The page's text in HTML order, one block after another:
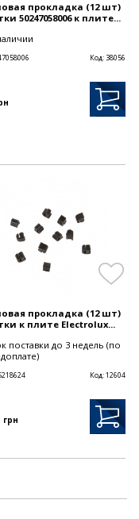
прокладка (12 шт)
50247058006 к плите...
Код: 38056
прокладка (12 шт)
к плите Electrolux...
поставки до 3 недель (по
Код:12604
грн